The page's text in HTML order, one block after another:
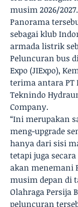
musim 2026/
Panorama
sebagai klub
armada listrik
Peluncuran bus
Expo (JIExpo),
terima antara PT
Teknindo
Company.
“Ini merupakan
meng-upgrade
hanya dari sisi
tetapi juga
akan menemani
musim depan di
Olahraga Persija
peluncuran